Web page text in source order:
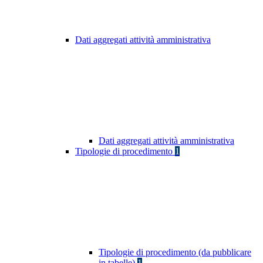
Dati aggregati attività amministrativa
Dati aggregati attività amministrativa
Tipologie di procedimento 1
Tipologie di procedimento (da pubblicare